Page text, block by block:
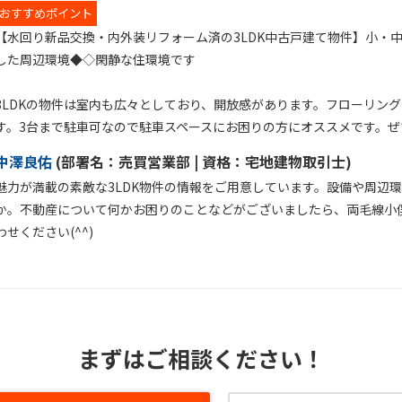
すすめポイント
水回り新品交換・内外装リフォーム済の3LDK中古戸建て物件】小
た周辺環境◆◇閑静な住環境です
の物件は室内も広々としており、開放感があります。フローリン
。3台まで駐車可なので駐車スペースにお困りの方にオススメです。
澤良佑 (部署名： 売買営業部 | 資格： 宅地建物取引士)
力が満載の素敵な3LDK物件の情報をご用意しています。設備や周辺
。不動産について何かお困りのことなどがございましたら、両毛線
せください(^^)
まずはご相談ください！